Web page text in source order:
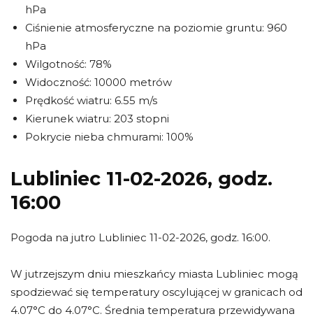
hPa
Ciśnienie atmosferyczne na poziomie gruntu: 960
hPa
Wilgotność: 78%
Widoczność: 10000 metrów
Prędkość wiatru: 6.55 m/s
Kierunek wiatru: 203 stopni
Pokrycie nieba chmurami: 100%
Lubliniec 11-02-2026, godz.
16:00
Pogoda na jutro Lubliniec 11-02-2026, godz. 16:00.
W jutrzejszym dniu mieszkańcy miasta Lubliniec mogą
spodziewać się temperatury oscylującej w granicach od
4.07°C do 4.07°C. Średnia temperatura przewidywana